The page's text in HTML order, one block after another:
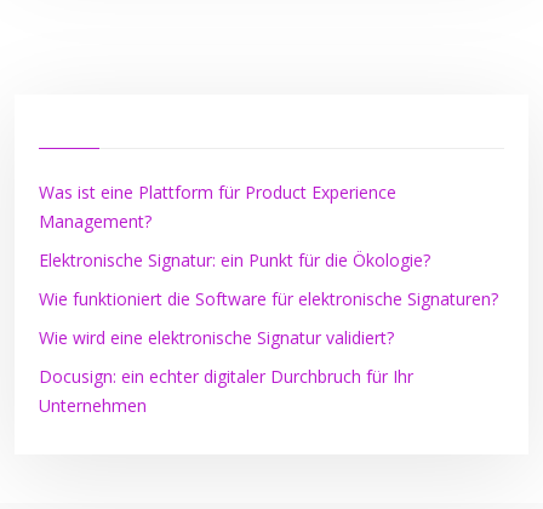
Was ist eine Plattform für Product Experience
Management?
Elektronische Signatur: ein Punkt für die Ökologie?
Wie funktioniert die Software für elektronische Signaturen?
Wie wird eine elektronische Signatur validiert?
Docusign: ein echter digitaler Durchbruch für Ihr
Unternehmen